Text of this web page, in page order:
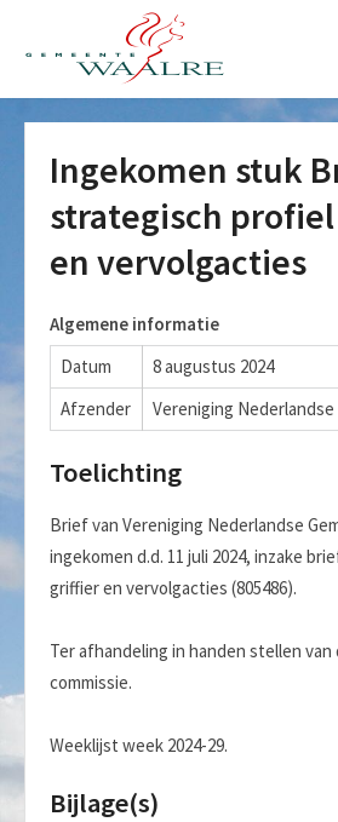
Ingekomen stuk
strategisch
en vervolgacties
Algemene informatie
Datum
8 augustus 2024
Afzender
Vereniging Nederlandse
Toelichting
Brief van Vereniging Nederlandse
ingekomen d.d. 11 juli 2024, inzake
griffier en vervolgacties (805486).
Ter afhandeling in handen stellen
commissie.
Weeklijst week 2024-29.
Bijlage(s)